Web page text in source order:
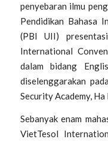
penyebaran ilmu
Pendidikan Bahasa
(PBI UII)
International
dalam bidang
diselenggarakan
Security Academy,
Sebanyak enam
VietTesol